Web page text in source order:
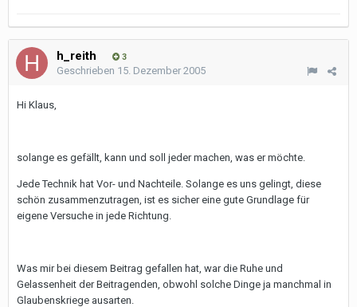
h_reith 3
Geschrieben 15. Dezember 2005
Hi Klaus,
solange es gefällt, kann und soll jeder machen, was er möchte.
Jede Technik hat Vor- und Nachteile. Solange es uns gelingt, diese
schön zusammenzutragen, ist es sicher eine gute Grundlage für
eigene Versuche in jede Richtung.
Was mir bei diesem Beitrag gefallen hat, war die Ruhe und
Gelassenheit der Beitragenden, obwohl solche Dinge ja manchmal in
Glaubenskriege ausarten.